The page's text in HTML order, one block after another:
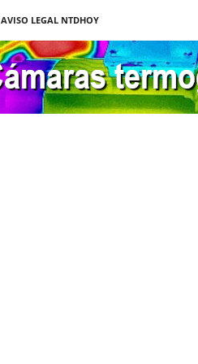
AVISO LEGAL NTDHOY